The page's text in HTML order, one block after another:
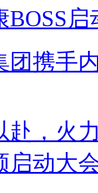
BOSS启
团携手
赴，火
启动大